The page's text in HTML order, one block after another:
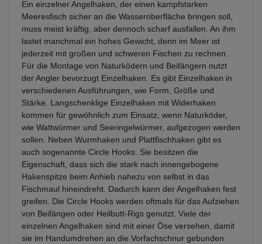
Ein einzelner Angelhaken, der einen kampfstarken
Meeresfisch sicher an die Wasseroberfläche bringen soll,
muss meist kräftig, aber dennoch scharf ausfallen. An ihm
lastet manchmal ein hohes Gewicht, denn im Meer ist
jederzeit mit großen und schweren Fischen zu rechnen.
Für die Montage von Naturködern und Beifängern nutzt
der Angler bevorzugt Einzelhaken. Es gibt Einzelhaken in
verschiedenen Ausführungen, wie Form, Größe und
Stärke. Langschenklige Einzelhaken mit Widerhaken
kommen für gewöhnlich zum Einsatz, wenn Naturköder,
wie Wattwürmer und Seeringelwürmer, aufgezogen werden
sollen. Neben Wurmhaken und Plattfischhaken gibt es
auch sogenannte Circle Hooks. Sie besitzen die
Eigenschaft, dass sich die stark nach innengebogene
Hakenspitze beim Anhieb nahezu von selbst in das
Fischmaul hineindreht. Dadurch kann der Angelhaken fest
greifen. Die Circle Hooks werden oftmals für das Aufziehen
von Beifängen oder Heilbutt-Rigs genutzt. Viele der
einzelnen Angelhaken sind mit einer Öse versehen, damit
sie im Handumdrehen an die Vorfachschnur gebunden